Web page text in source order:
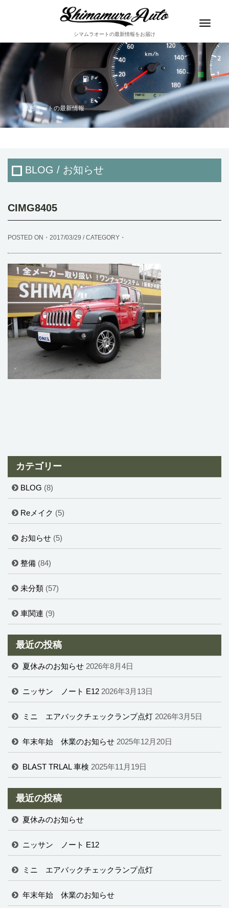
シマムラオートの最新情報をお届け
Toggle
島村オートの最新情報
BLOG / お知らせ
CIMG8405
POSTED ON・2017/03/29 / CATEGORY・
カテゴリー
BLOG (8)
Reメイク (5)
お知らせ (5)
整備 (84)
未分類 (57)
車関連 (9)
最近の投稿
夏休みのお知らせ 2026年8月4日
ニッサン ノート E12 2026年3月13日
ミニ エアバックチェックランプ点灯 2026年3月5日
年末年始 休業のお知らせ 2025年12月20日
BLAST TRLAL 車検 2025年11月19日
最近の投稿
夏休みのお知らせ
ニッサン ノート E12
ミニ エアバックチェックランプ点灯
年末年始 休業のお知らせ